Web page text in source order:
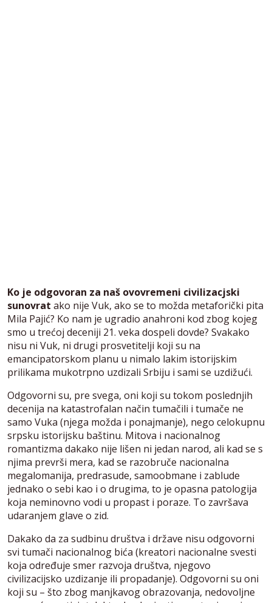
Ko je odgovoran za naš ovovremeni civilizacjski
sunovrat ako nije Vuk, ako se to možda metaforički pita
Mila Pajić? Ko nam je ugradio anahroni kod zbog kojeg
smo u trećoj deceniji 21. veka dospeli dovde? Svakako
nisu ni Vuk, ni drugi prosvetitelji koji su na
emancipatorskom planu u nimalo lakim istorijskim
prilikama mukotrpno uzdizali Srbiju i sami se uzdižući.
Odgovorni su, pre svega, oni koji su tokom poslednjih
decenija na katastrofalan način tumačili i tumače ne
samo Vuka (njega možda i ponajmanje), nego celokupnu
srpsku istorijsku baštinu. Mitova i nacionalnog
romantizma dakako nije lišen ni jedan narod, ali kad se s
njima prevrši mera, kad se razobruče nacionalna
megalomanija, predrasude, samoobmane i zablude
jednako o sebi kao i o drugima, to je opasna patologija
koja neminovno vodi u propast i poraze. To završava
udaranjem glave o zid.
Dakako da za sudbinu društva i države nisu odgovorni
svi tumači nacionalnog bića (kreatori nacionalne svesti
koja određuje smer razvoja društva, njegovo
civilizacijsko uzdizanje ili propadanje). Odgovorni su oni
koji su – što zbog manjkavog obrazovanja, nedovoljne